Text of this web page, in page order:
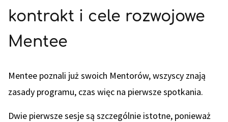
kontrakt i cele rozwojowe
Mentee
Mentee poznali już swoich Mentorów, wszyscy znają
zasady programu, czas więc na pierwsze spotkania.
Dwie pierwsze sesje są szczególnie istotne, ponieważ